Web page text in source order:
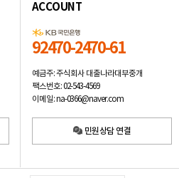
ACCOUNT
92470-2470-61
예금주: 주식회사 대출나라대부중개
팩스번호: 02-543-4569
이메일: na-0366@naver.com
민원상담 연결